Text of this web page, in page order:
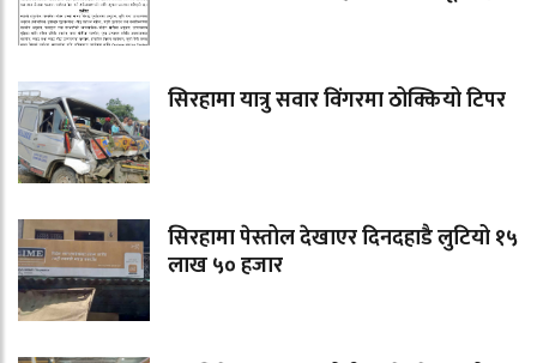
सिरहामा यात्रु सवार विंगरमा ठोक्कियो टिपर
सिरहामा पेस्तोल देखाएर दिनदहाडै लुटियो १५
लाख ५० हजार